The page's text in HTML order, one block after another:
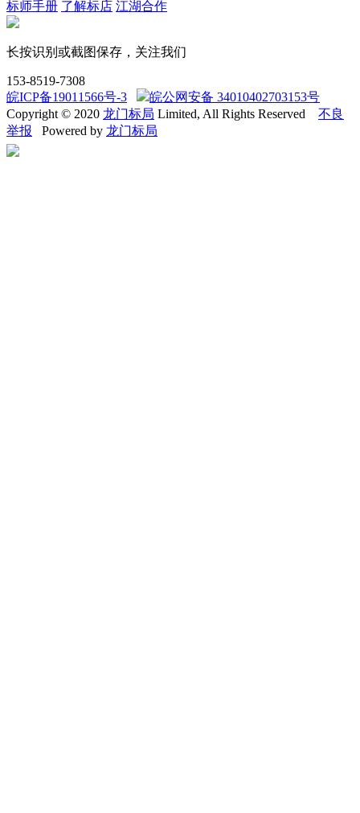
标师手册 了解标店 江湖合作
长按识别或截图保存，关注我们
153-8519-7308
皖ICP备19011566号-3
皖公网安备 34010402703153号
Copyright © 2020 龙门标局 Limited, All Rights Reserved 不良
举报 Powered by 龙门标局